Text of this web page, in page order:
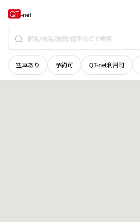
空車あり 予約可 QT-net利用可
岡山県